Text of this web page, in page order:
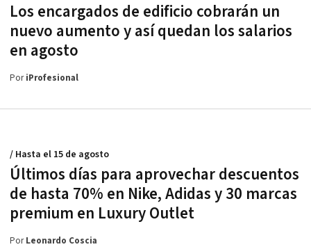
Los encargados de edificio cobrarán un
nuevo aumento y así quedan los salarios
en agosto
PoriProfesional
Últimos días para aprovechar descuentos
de hasta 70% en Nike, Adidas y 30 marcas
premium en Luxury Outlet
/ Hasta el 15 de agosto
PorLeonardo Coscia